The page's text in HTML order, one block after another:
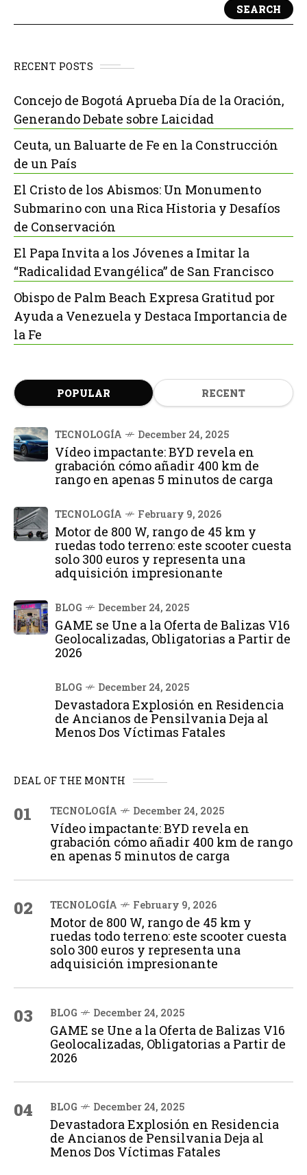
SEARCH
RECENT POSTS
Concejo de Bogotá Aprueba Día de la Oración,
Generando Debate sobre Laicidad
Ceuta, un Baluarte de Fe en la Construcción
de un País
El Cristo de los Abismos: Un Monumento
Submarino con una Rica Historia y Desafíos
de Conservación
El Papa Invita a los Jóvenes a Imitar la
“Radicalidad Evangélica” de San Francisco
Obispo de Palm Beach Expresa Gratitud por
Ayuda a Venezuela y Destaca Importancia de
la Fe
POPULAR RECENT
TECNOLOGÍA December 24, 2025
Vídeo impactante: BYD revela en
grabación cómo añadir 400 km de
rango en apenas 5 minutos de carga
TECNOLOGÍA February 9, 2026
Motor de 800 W, rango de 45 km y
ruedas todo terreno: este scooter cuesta
solo 300 euros y representa una
adquisición impresionante
BLOG December 24, 2025
GAME se Une a la Oferta de Balizas V16
Geolocalizadas, Obligatorias a Partir de
2026
BLOG December 24, 2025
Devastadora Explosión en Residencia
de Ancianos de Pensilvania Deja al
Menos Dos Víctimas Fatales
DEAL OF THE MONTH
01 TECNOLOGÍA December 24, 2025
Vídeo impactante: BYD revela en
grabación cómo añadir 400 km de rango
en apenas 5 minutos de carga
02 TECNOLOGÍA February 9, 2026
Motor de 800 W, rango de 45 km y
ruedas todo terreno: este scooter cuesta
solo 300 euros y representa una
adquisición impresionante
03 BLOG December 24, 2025
GAME se Une a la Oferta de Balizas V16
Geolocalizadas, Obligatorias a Partir de
2026
04 BLOG December 24, 2025
Devastadora Explosión en Residencia
de Ancianos de Pensilvania Deja al
Menos Dos Víctimas Fatales